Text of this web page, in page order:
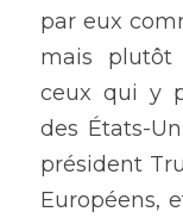
par eux
mais plutôt
ceux qui y
des États-
président
Européens,